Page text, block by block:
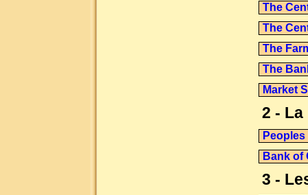
The
The
The
The
Market
2 -
Bank of
3 -